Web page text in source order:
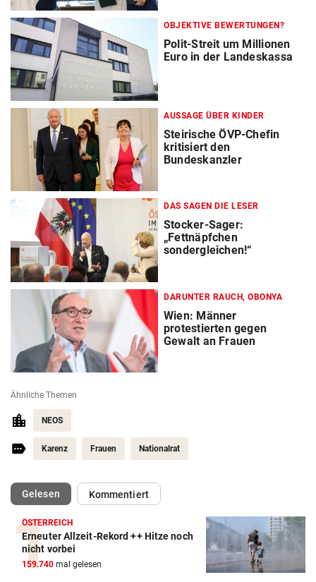
OBJEKTIVE BEWERTUNGEN?
Polit-Streit um Millionen
Euro in der Landeskassa
AUSSAGE ÜBER KINDER
Steirische ÖVP-Chefin
kritisiert den
Bundeskanzler
DAS SAGEN DIE LESER
Stocker-Sager:
„Fettnäpfchen
sondergleichen!“
DARUNTER RAUCH, OBONYA
Wien: Männer
protestierten gegen
Gewalt an Frauen
Ähnliche Themen
NEOS
Karenz Frauen Nationalrat
Gelesen(ausgewählt)Kommentiert
ÖSTERREICH
Erneuter Allzeit-Rekord ++ Hitze noch
nicht vorbei
159.740 mal gelesen